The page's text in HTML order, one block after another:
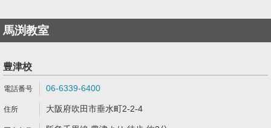
馬渕教室
豊津校
06-6339-6400
大阪府吹田市垂水町2-2-4